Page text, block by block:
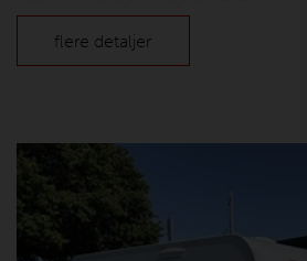
flere detaljer